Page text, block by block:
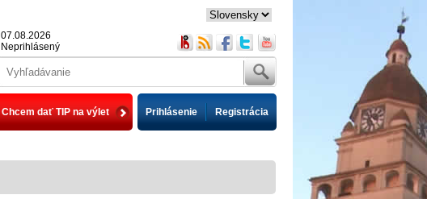
07.08.2026
Neprihlásený
Chcem dať TIP na výlet Prihlásenie Registrácia